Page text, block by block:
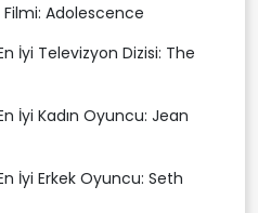
Adolescence
İyi Televizyon Dizisi: The
İyi Kadın Oyuncu: Jean
İyi Erkek Oyuncu: Seth